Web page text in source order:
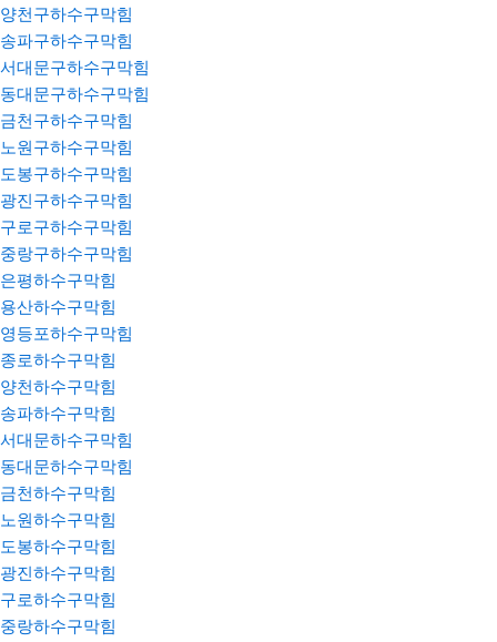
양천구하수구막힘
송파구하수구막힘
서대문구하수구막힘
동대문구하수구막힘
금천구하수구막힘
노원구하수구막힘
도봉구하수구막힘
광진구하수구막힘
구로구하수구막힘
중랑구하수구막힘
은평하수구막힘
용산하수구막힘
영등포하수구막힘
종로하수구막힘
양천하수구막힘
송파하수구막힘
서대문하수구막힘
동대문하수구막힘
금천하수구막힘
노원하수구막힘
도봉하수구막힘
광진하수구막힘
구로하수구막힘
중랑하수구막힘